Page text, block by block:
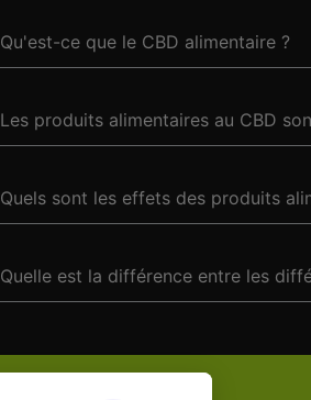
Qu'est-ce que le CBD alimentaire ?
Les produits alimentaires au CBD
Quels sont les effets des produits
Quelle est la différence entre les